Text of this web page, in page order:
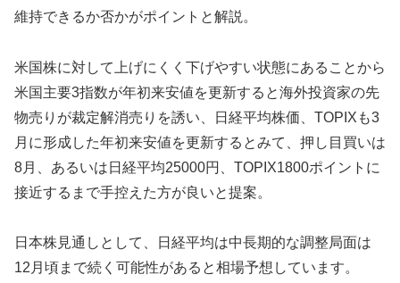
維持できるか否かがポイントと解説。
米国株に対して上げにくく下げやすい状態にあることから
米国主要3指数が年初来安値を更新すると海外投資家の先
物売りが裁定解消売りを誘い、日経平均株価、TOPIXも3
月に形成した年初来安値を更新するとみて、押し目買いは
8月、あるいは日経平均25000円、TOPIX1800ポイントに
接近するまで手控えた方が良いと提案。
日本株見通しとして、日経平均は中長期的な調整局面は
12月頃まで続く可能性があると相場予想しています。